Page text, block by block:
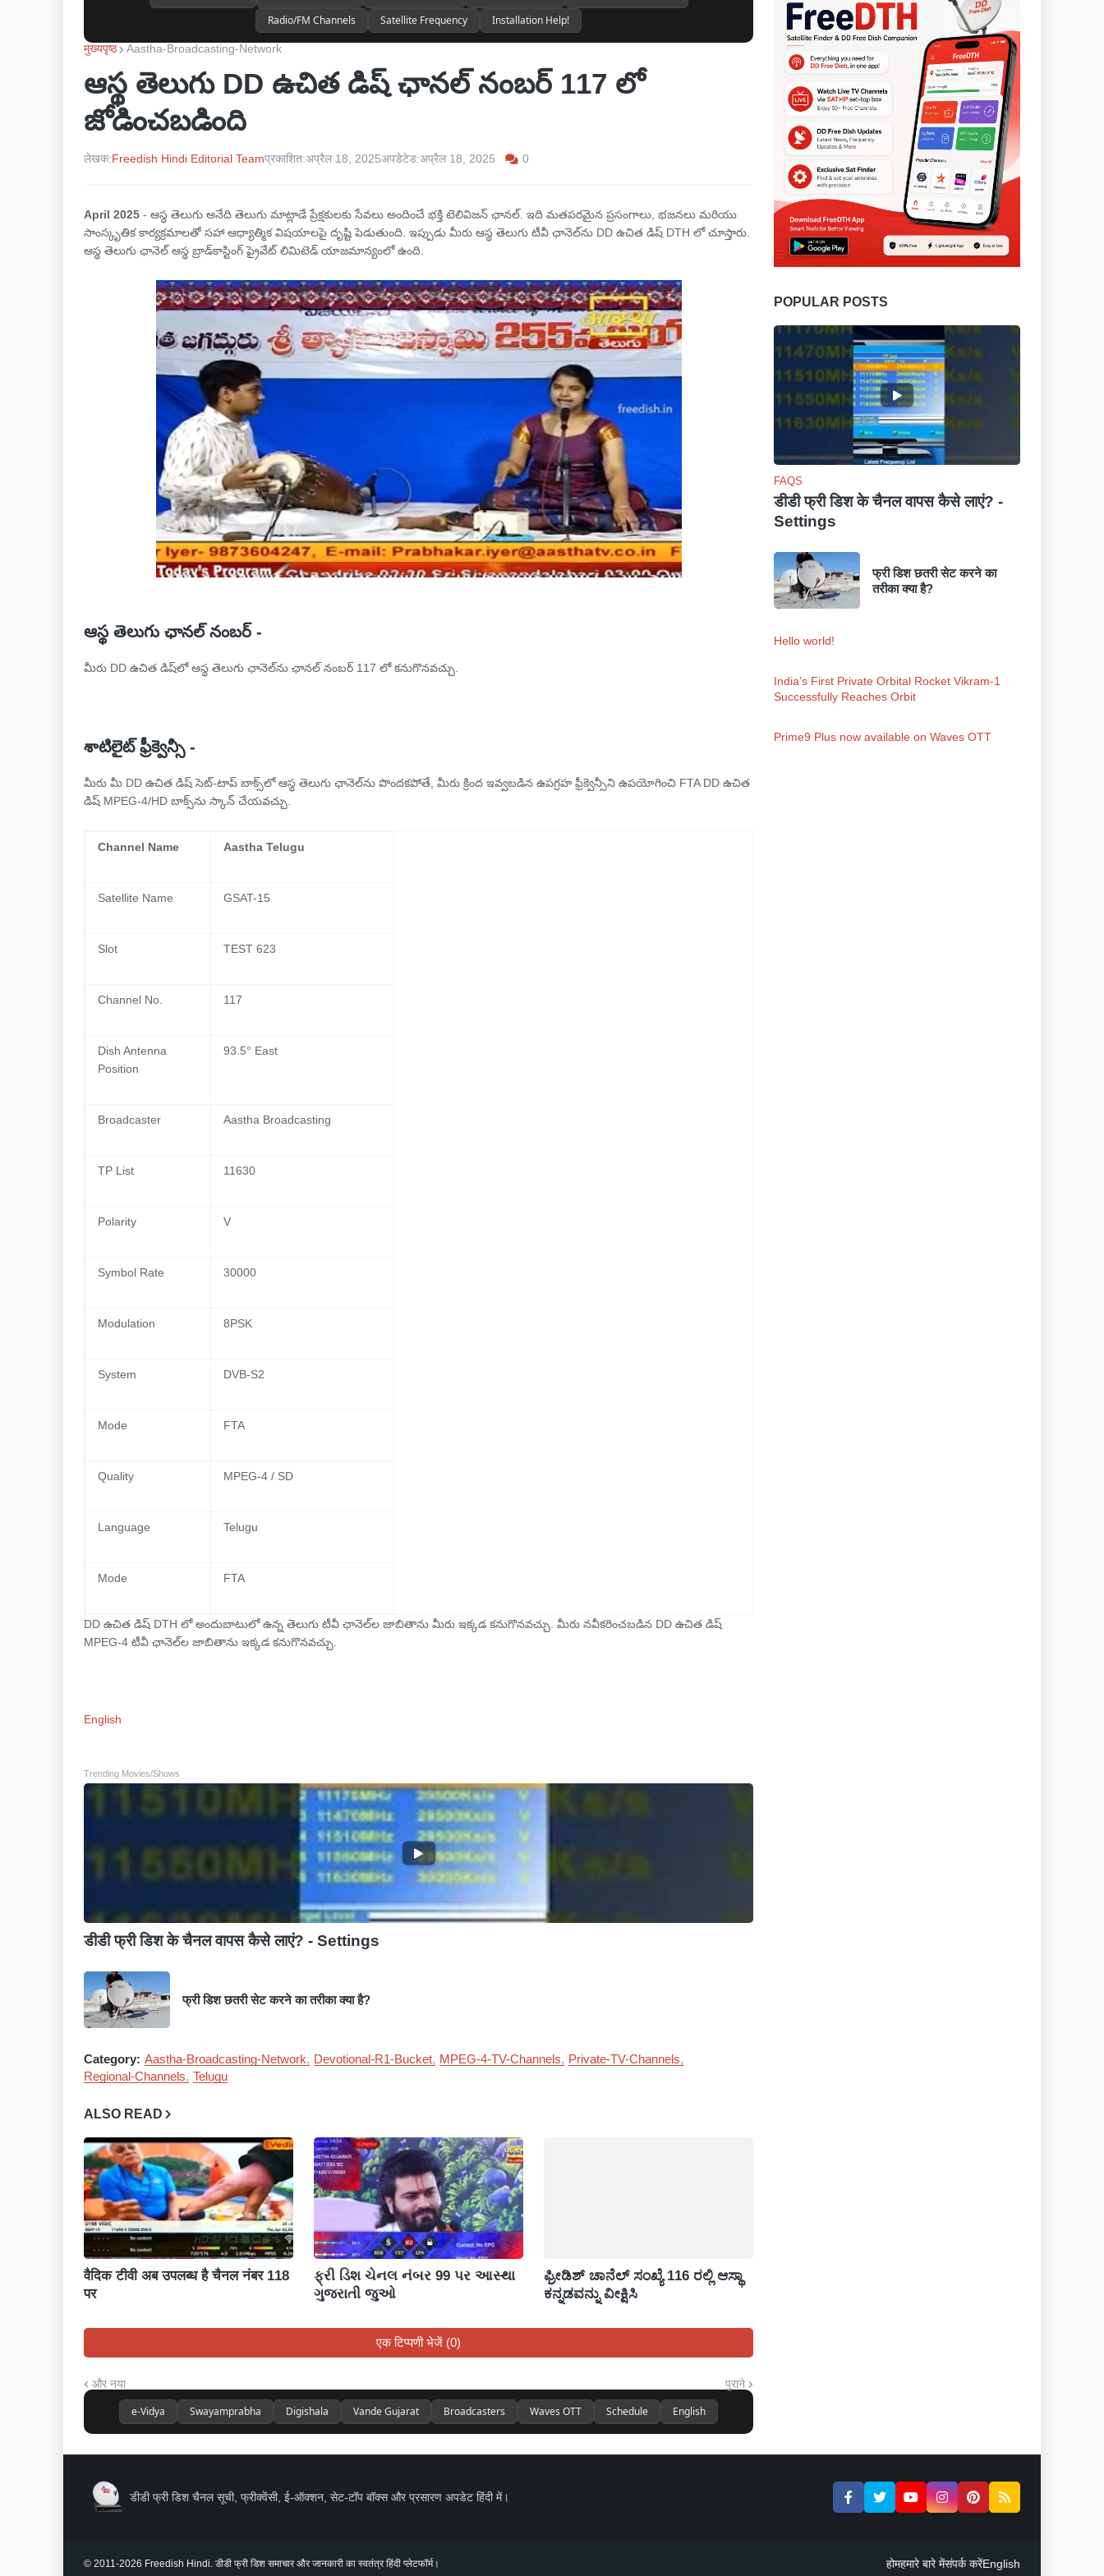
Radio/FM Channels
Satellite Frequency Installation Help!
मुख्यपृष्ठ Aastha-Broadcasting-Network
ఆస్థ తెలుగు DD ఉచిత డిష్ ఛానల్ నంబర్ 117 లో
జోడించబడింది
लेखक:Freedish Hindi Editorial Teamप्रकाशित:अप्रैल 18, 2025अपडेटेड:अप्रैल 18, 2025 0
April 2025 - ఆస్థ తెలుగు అనేది తెలుగు మాట్లాడే ప్రేక్షకులకు సేవలు అందించే భక్తి టెలివిజన్ ఛానల్. ఇది మతపరమైన ప్రసంగాలు, భజనలు మరియు
సాంస్కృతిక కార్యక్రమాలతో సహా ఆధ్యాత్మిక విషయాలపై దృష్టి పెడుతుంది. ఇప్పుడు మీరు ఆస్థ తెలుగు టీవీ ఛానెల్‌ను DD ఉచిత డిష్ DTH లో చూస్తారు.
ఆస్థ తెలుగు ఛానెల్ ఆస్థ బ్రాడ్‌కాస్టింగ్ ప్రైవేట్ లిమిటెడ్ యాజమాన్యంలో ఉంది.
ఆస్థ తెలుగు ఛానల్ నంబర్ -
మీరు DD ఉచిత డిష్‌లో ఆస్థ తెలుగు ఛానెల్‌ను ఛానల్ నంబర్ 117 లో కనుగొనవచ్చు.
శాటిలైట్ ఫ్రీక్వెన్సీ -
మీరు మీ DD ఉచిత డిష్ సెట్-టాప్ బాక్స్‌లో ఆస్థ తెలుగు ఛానెల్‌ను పొందకపోతే, మీరు క్రింద ఇవ్వబడిన ఉపగ్రహ ఫ్రీక్వెన్సీని ఉపయోగించి FTA DD ఉచిత
డిష్ MPEG-4/HD బాక్స్‌ను స్కాన్ చేయవచ్చు.
Channel Name Aastha Telugu
Satellite Name GSAT-15
Slot TEST 623
Channel No. 117
Dish Antenna
Position
93.5° East
Broadcaster Aastha Broadcasting
TP List 11630
Polarity V
Symbol Rate 30000
Modulation 8PSK
System DVB-S2
Mode FTA
Quality MPEG-4 / SD
Language Telugu
Mode FTA
DD ఉచిత డిష్ DTH లో అందుబాటులో ఉన్న తెలుగు టీవీ ఛానెల్‌ల జాబితాను మీరు ఇక్కడ కనుగొనవచ్చు. మీరు నవీకరించబడిన DD ఉచిత డిష్
MPEG-4 టీవీ ఛానెల్‌ల జాబితాను ఇక్కడ కనుగొనవచ్చు.
English
Trending Movies/Shows
डीडी फ्री डिश के चैनल वापस कैसे लाएं? - Settings
फ्री डिश छतरी सेट करने का तरीका क्या है?
Category: Aastha-Broadcasting-Network Devotional-R1-Bucket MPEG-4-TV-Channels
Private-TV-Channels
Regional-Channels Telugu
ALSO READ
वैदिक टीवी अब उपलब्ध है चैनल नंबर 118
पर
ફ્રી ડિશ ચેનલ નંબર 99 પર આસ્થા
ગુજરાતી જુઓ
ಫ್ರೀಡಿಶ್ ಚಾನೆಲ್ ಸಂಖ್ಯೆ 116 ರಲ್ಲಿ ಆಸ್ಥಾ
ಕನ್ನಡವನ್ನು ವೀಕ್ಷಿಸಿ
एक टिप्पणी भेजें (0)
और नया पुराने
e-Vidya Swayamprabha Digishala Vande Gujarat Broadcasters Waves OTT Schedule English
POPULAR POSTS
FAQS
डीडी फ्री डिश के चैनल वापस कैसे लाएं? -
Settings
फ्री डिश छतरी सेट करने का
तरीका क्या है?
Hello world!
India’s First Private Orbital Rocket Vikram-1
Successfully Reaches Orbit
Prime9 Plus now available on Waves OTT
डीडी फ्री डिश चैनल सूची, फ्रीक्वेंसी, ई-ऑक्शन, सेट-टॉप बॉक्स और प्रसारण अपडेट हिंदी में।
© 2011-2026 Freedish Hindi. डीडी फ्री डिश समाचार और जानकारी का स्वतंत्र हिंदी प्लेटफॉर्म। होमहमारे बारे मेंसंपर्क करेंEnglish